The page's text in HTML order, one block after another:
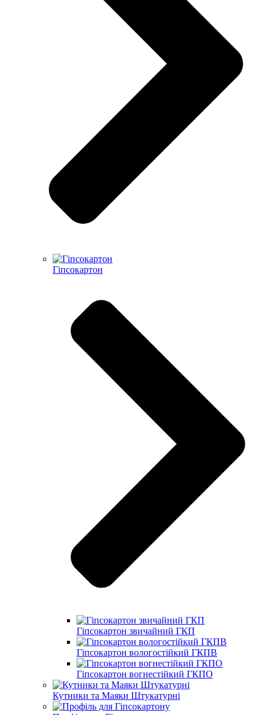
Гіпсокартон
Гіпсокартон звичайний ГКП
Гіпсокартон вологостійкий ГКПВ
Гіпсокартон вогнестійкий ГКПО
Кутники та Маяки Штукатурні